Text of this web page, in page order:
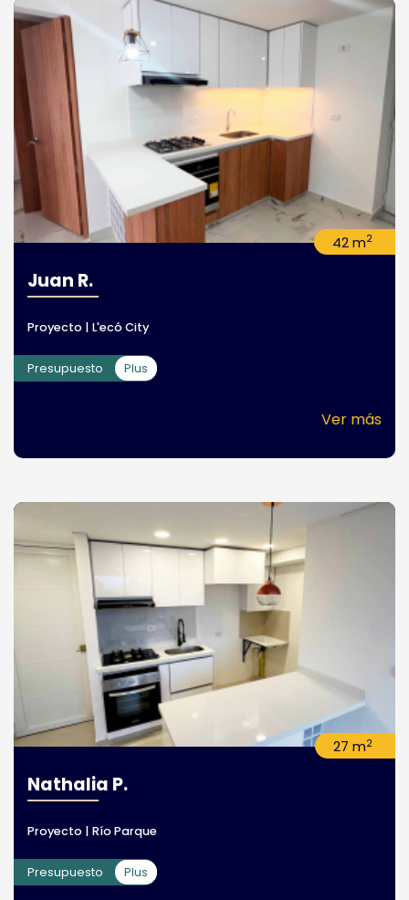
42 m2
Juan R.
Proyecto | L'ecó City
Presupuesto Plus
Ver más
27 m2
Nathalia P.
Proyecto | Río Parque
Presupuesto Plus